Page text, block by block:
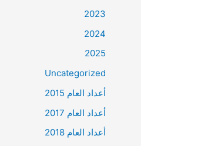
2023
2024
2025
Uncategorized
أعداد العام 2015
أعداد العام 2017
أعداد العام 2018